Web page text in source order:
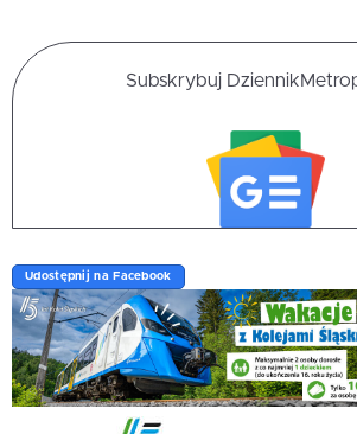
Subskrybuj
Udostępnij na Facebook